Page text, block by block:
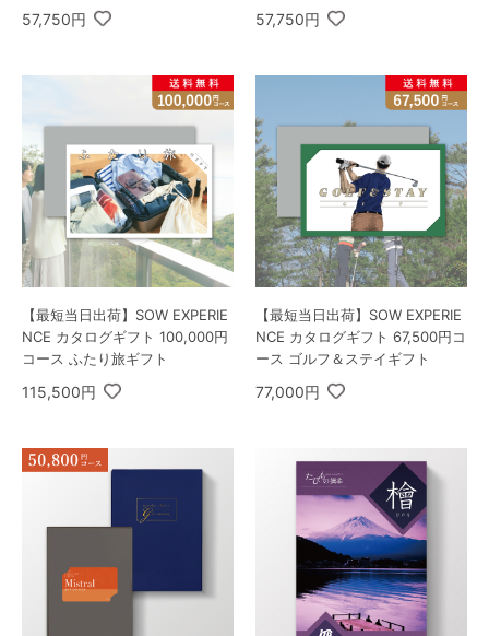
57,750円 57,750円
【最短当日出荷】SOW EXPERIE
NCE カタログギフト 100,000円
コース ふたり旅ギフト
115,500円
【最短当日出荷】SOW EXPERIE
NCE カタログギフト 67,500円コ
ース ゴルフ＆ステイギフト
77,000円